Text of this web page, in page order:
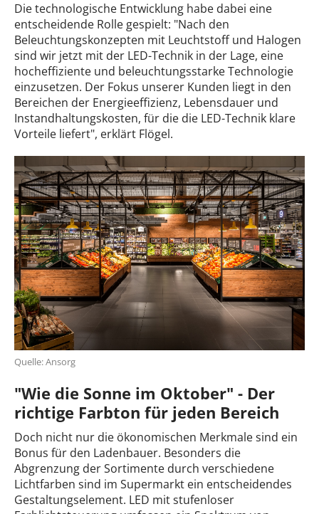
Die technologische Entwicklung habe dabei eine
entscheidende Rolle gespielt: "Nach den
Beleuchtungskonzepten mit Leuchtstoff und Halogen
sind wir jetzt mit der LED-Technik in der Lage, eine
hocheffiziente und beleuchtungsstarke Technologie
einzusetzen. Der Fokus unserer Kunden liegt in den
Bereichen der Energieeffizienz, Lebensdauer und
Instandhaltungskosten, für die die LED-Technik klare
Vorteile liefert", erklärt Flögel.
Quelle: Ansorg
"Wie die Sonne im Oktober" - Der
richtige Farbton für jeden Bereich
Doch nicht nur die ökonomischen Merkmale sind ein
Bonus für den Ladenbauer. Besonders die
Abgrenzung der Sortimente durch verschiedene
Lichtfarben sind im Supermarkt ein entscheidendes
Gestaltungselement. LED mit stufenloser